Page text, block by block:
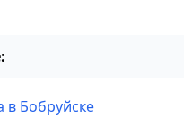
в Бобруйске